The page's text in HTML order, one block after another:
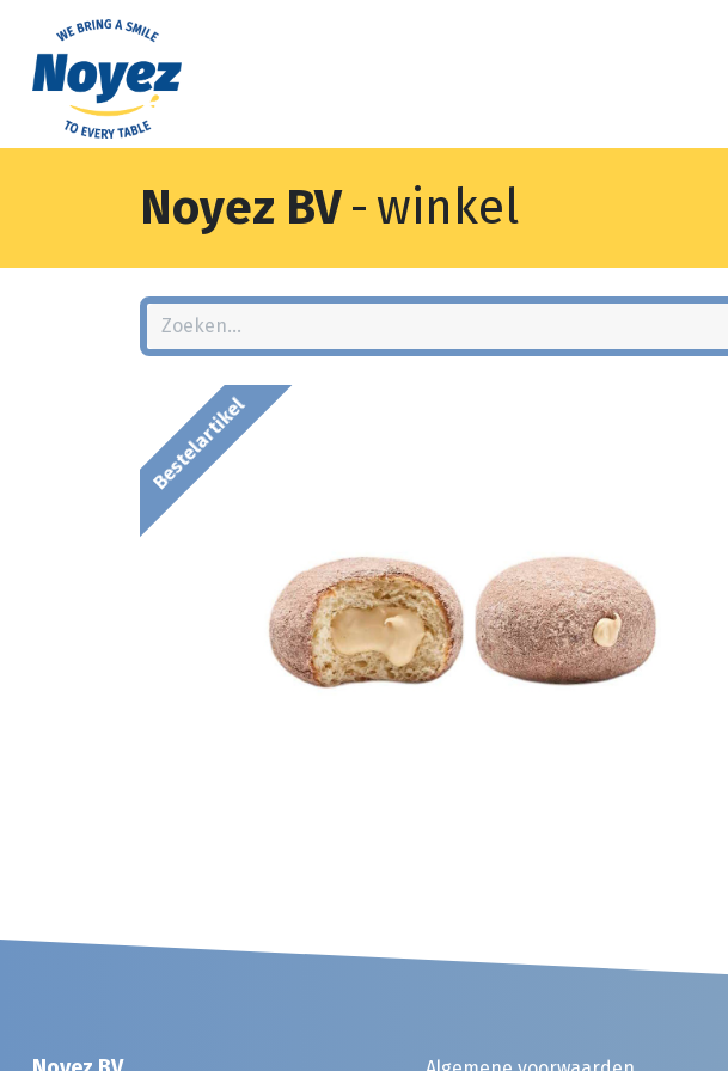
Noyez BV- winkel
Bestelartikel